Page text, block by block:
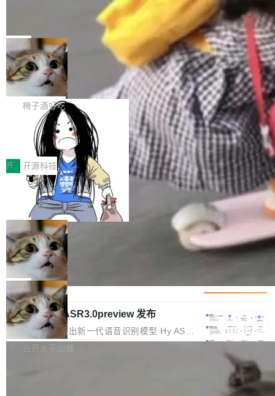
个独立于业务线程的全局通信引擎（Engine），
Coding 从个人辅助工具逐步走向团队级、组织
级应用，企业在规模化落地过程中，对安全性、
可控性和代码质量提出了更高要求。 首先是数据
安全与合规要求。对于大多数普通研发场景，公
有云模型能够满足快速试用和效率提升的需求。
但对于金融、能源、医疗等对数据安全要求较...
产品应用、支撑保障、专题等五大方向。深信服
AI算力网关（AI创新平台）成功入选！ 随着各行
各业的Agent走向规模化建设，算力构成形态逐
渐丰富，用户关注的重点也在发生变化：不只是
让AI用起来，还要进一步看清混合算力时代下，
Token花在哪里、算力是否被充分利用，以及持
续增长的AI成本该如何优化。 深信服AI算力网关
正是围绕这些实际问题，从Token治理和成本治
理两个方面，让用户的每一份算力都看得清、管
得住、用得稳、省得下、更安全！ 一、从现在开
始，Token使用一目...
Jeff Dean 离开 Google：一个时代的结
束，一个实验室的开始
Google 员工编号 20。MapReduce 作者之一。
Bigtable 作者之一。TensorFlow 的作者之一。
Gemini 的架构师。Google 首席科学家。 Jeff D
ean 在 Google 工作了 27 年后，宣布离职。 他
不是一个人走。一同离开的还有 Sanjay Ghema
wat（Google 员工编号 23，Jeff Dean 二十多
年的编程搭档，MapReduce 和 Bigtable 的共同
作者）、Quoc Le（Google 大脑核心成员，Se
q2Seq 和 DocAI 的共同发明人）以及 Oriol Vin
yals（Gemini 联合负责人，AlphaSta...
局
🔥 SolonCode v2026.8.4 发布：界面
字体可调、22 种语言、记忆搜索增强
打开终端就能上岗的全中文编码智能体，这一轮
把「看得清、用母语、记得住」三件事一次补
齐。 SolonCode 是什么 SolonCode 是杭州无
耳科技研发的企业级终端编码智能体——一位全
中文驱动的数字员工，自主理解需求、规划步
骤、编写代码。不挑模型、不挑平台，curl 一行
装完即用。 开源地址：Gitee · GitCode · GitHu
b 安装 支持 Java 8+（8~26）、macOS / Linu
x / Windows / Harmony PC。 # macOS / Linu
x / Harmony PC curl -fsSL https://solon.noea
r.org/solon...
梅子酒好吃
让“代码语义理解”深度释放AI Coding
价值潜能：华为云码道（CodeArts）
代码仓技术解析
一、代码仓深度理解技术的作用与价值 在软件工
程实践中，代码仓是企业核心知识资产的主要载
体。企业级代码仓库通常包含数十万乃至数百万
个文件，其规模远超单次模型调用可承载的上下
文窗口。随着项目规模的持续扩张与代码历史的
不断累积，代码仓中的模块关系、接口契约、业
务逻辑等关键信息往往分散于数十乃至数百个文
件之中，形成高度复杂的知识关联网络。传统的
代码检索手段（如关键词匹配、目录遍历）仅能
在语法层面完成文本定位，难以触及代码的语义
内涵与结构关联，导致开发者使用代码智能体在
理解大规模代码仓时面临显著"代码仓理解"瓶
颈。 代码仓深度理解服务（以下简称" CodeBas
e深度理解服务"）是华为云码道（CodeA...
开 开源科技
一条“删库”命令跑 17 小时，算法工程
师删光 89TB 数据只为干私活
最高人民检察院8月4日公布了一起案件：北京一
名90后算法工程师王某，为了给自己接的私活腾
服务器空间，删光了公司AI游戏部门的全部核心
数据。 王某2024年1月入职东城区某科技公司AI
短剧部门，有互联网大厂背景。在公司内部架构
调整期间，部门三次通知全员将数据从A集群迁
移到B集群，王某都回复了"收到"。 他没有迁移
数据。2024年9月3日下午4点，他使用此前登录
的账号密码进入A集群，输入了一条被程序员圈
称为"删库跑路"的命令——最高管理员权限、无
局
Cloudflare 分享推理优化实践：KV ca
che 量化 + 权重压缩，吞吐量提升 4
1%，成本降 30%
Kimi 和 GLM 是当前最强的大模型系列之一，但
它们有一个共同的问题：太吃显存了。月之暗面
的 Kimi K 系列和智谱的 GLM 都是长上下文、M
oE 架构的大模型，好用到让人上瘾，但 GPU 显
存永远不够用。 Cloudflare 的 Workers AI 团队
一直在跑这些模型的推理。他们在官方博客上发
局
腾讯混元 Hy ASR3.0preview 发布
腾讯混元正式推出新一代语音识别模型 Hy ASR
3.0preview。基于最新一代大语言模型 Hy3 的
白开水不加糖